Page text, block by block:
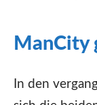
ManCity
In den